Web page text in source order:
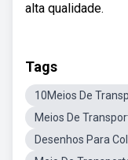
alta qualidade.
Tags
10Meios De
Meios De
Desenhos Para